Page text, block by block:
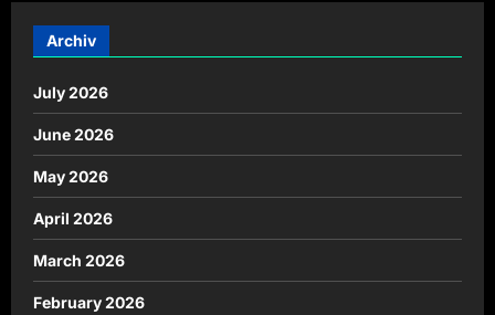
Archiv
July 2026
June 2026
May 2026
April 2026
March 2026
February 2026